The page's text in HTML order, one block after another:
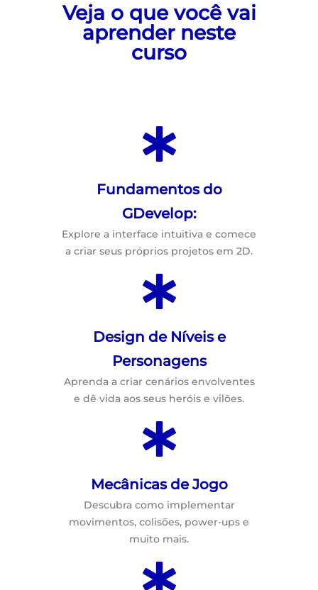
Veja o que você vai
aprender neste
curso
Fundamentos do
GDevelop:
Explore a interface intuitiva e comece
a criar seus próprios projetos em 2D.
Design de Níveis e
Personagens
Aprenda a criar cenários envolventes
e dê vida aos seus heróis e vilões.
Mecânicas de Jogo
Descubra como implementar
movimentos, colisões, power-ups e
muito mais.